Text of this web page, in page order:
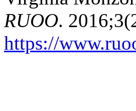
RUOO.
https://